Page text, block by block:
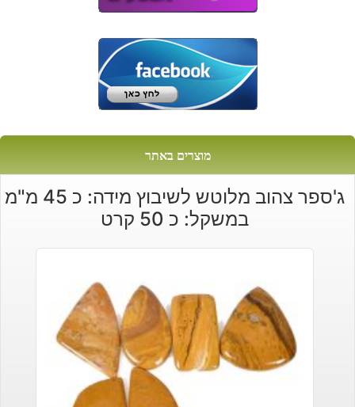
מוצרים באתר
ג'ספר צהוב מלוטש לשיבוץ מידה: כ 45 מ"מ
במשקל: כ 50 קרט